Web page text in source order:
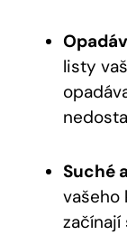
listy
Suché
vašeho
začínají